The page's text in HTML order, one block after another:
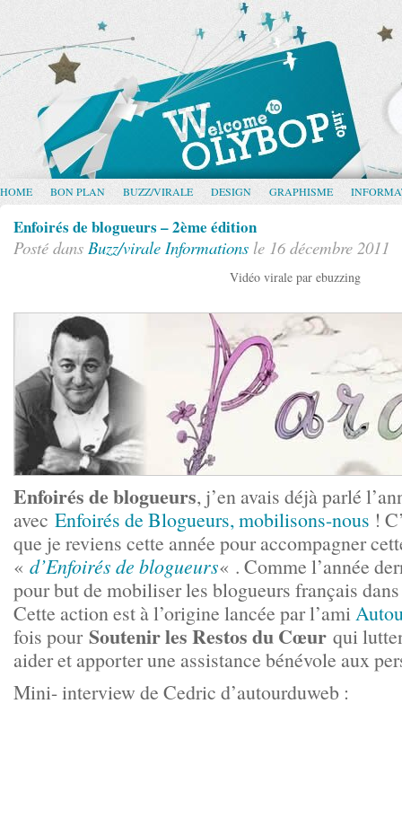
HOME BON PLAN BUZZ/VIRALE DESIGN GRAPHISME
Enfoirés de blogueurs – 2ème édition
Posté dans Buzz/virale Informations le 16 décembre 2011
Vidéo virale par ebuzzing
Enfoirés de blogueurs, j’en avais déjà parlé
avec Enfoirés de Blogueurs, mobilisons-nous !
que je reviens cette année pour accompagner
« d’Enfoirés de blogueurs« . Comme l’année
pour but de mobiliser les blogueurs français
Cette action est à l’origine lancée par l’ami
fois pour Soutenir les Restos du Cœur qui
aider et apporter une assistance bénévole aux
Mini- interview de Cedric d’autourduweb :